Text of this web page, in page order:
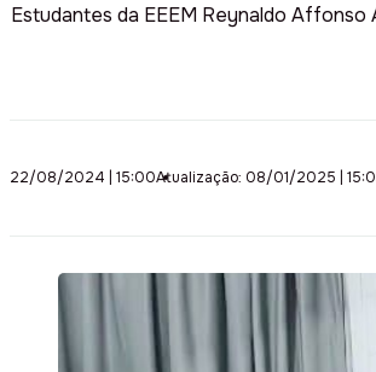
Estudantes da EEEM Reynaldo
22/08/2024 | 15:00Atualização: 08/01/2025 |